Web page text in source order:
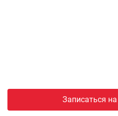
Записаться